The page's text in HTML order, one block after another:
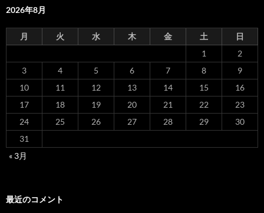
2026年8月
月 火 水 木 金 土
日
1
2
3
4 5 6 7 8
9
10
11 12 13 14 15
16
17
18 19 20 21 22
23
24
25 26 27 28 29
30
31
« 3月
最近のコメント